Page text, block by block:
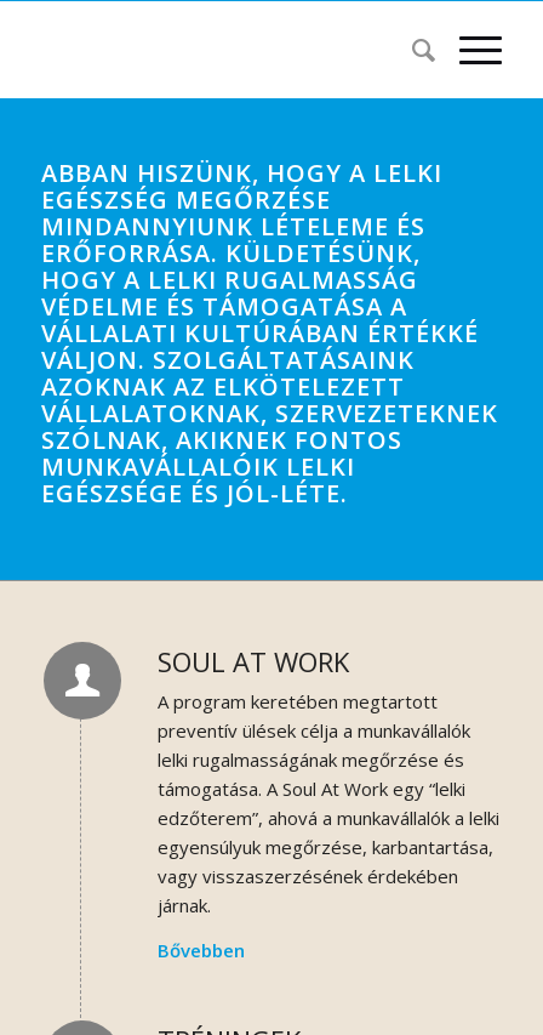
ABBAN HISZÜNK, HOGY A LELKI
EGÉSZSÉG MEGŐRZÉSE
MINDANNYIUNK LÉTELEME ÉS
ERŐFORRÁSA. KÜLDETÉSÜNK,
HOGY A LELKI RUGALMASSÁG
VÉDELME ÉS TÁMOGATÁSA A
VÁLLALATI KULTÚRÁBAN ÉRTÉKKÉ
VÁLJON. SZOLGÁLTATÁSAINK
AZOKNAK AZ ELKÖTELEZETT
VÁLLALATOKNAK, SZERVEZETEKNEK
SZÓLNAK, AKIKNEK FONTOS
MUNKAVÁLLALÓIK LELKI
EGÉSZSÉGE ÉS JÓL-LÉTE.
SOUL AT WORK
A program keretében megtartott
preventív ülések célja a munkavállalók
lelki rugalmasságának megőrzése és
támogatása. A Soul At Work egy “lelki
edzőterem”, ahová a munkavállalók a lelki
egyensúlyuk megőrzése, karbantartása,
vagy visszaszerzésének érdekében
járnak.
Bővebben